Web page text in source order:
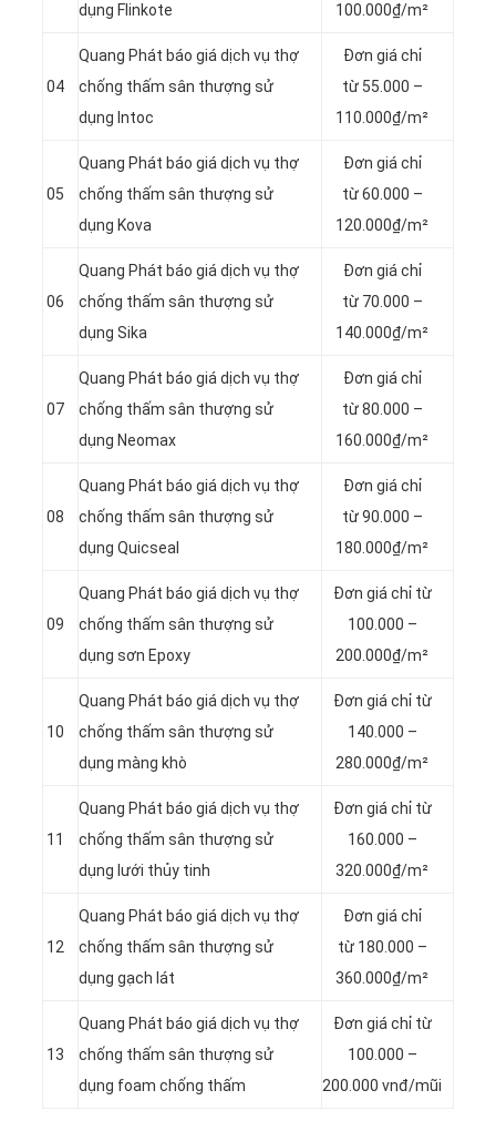
dụng Flinkote
100.000₫/m²
04
Quang Phát báo giá dịch vụ thợ
chống thấm sân thượng sử
dụng Intoc
Đơn giá chỉ
từ 55.000 –
110.000₫/m²
05
Quang Phát báo giá dịch vụ thợ
chống thấm sân thượng sử
dụng Kova
Đơn giá chỉ
từ 60.000 –
120.000₫/m²
06
Quang Phát báo giá dịch vụ thợ
chống thấm sân thượng sử
dụng Sika
Đơn giá chỉ
từ 70.000 –
140.000₫/m²
07
Quang Phát báo giá dịch vụ thợ
chống thấm sân thượng sử
dụng Neomax
Đơn giá chỉ
từ 80.000 –
160.000₫/m²
08
Quang Phát báo giá dịch vụ thợ
chống thấm sân thượng sử
dụng Quicseal
Đơn giá chỉ
từ 90.000 –
180.000₫/m²
09
Quang Phát báo giá dịch vụ thợ
chống thấm sân thượng sử
dụng sơn Epoxy
Đơn giá chỉ từ
100.000 –
200.000₫/m²
10
Quang Phát báo giá dịch vụ thợ
chống thấm sân thượng sử
dụng màng khò
Đơn giá chỉ từ
140.000 –
280.000₫/m²
11
Quang Phát báo giá dịch vụ thợ
chống thấm sân thượng sử
dụng lưới thủy tinh
Đơn giá chỉ từ
160.000 –
320.000₫/m²
12
Quang Phát báo giá dịch vụ thợ
chống thấm sân thượng sử
dụng gạch lát
Đơn giá chỉ
từ 180.000 –
360.000₫/m²
13
Quang Phát báo giá dịch vụ thợ
chống thấm sân thượng sử
dụng foam chống thấm
Đơn giá chỉ từ
100.000 –
200.000 vnđ/mũi